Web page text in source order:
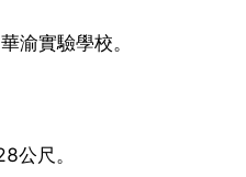
渝實驗學校。
公尺。